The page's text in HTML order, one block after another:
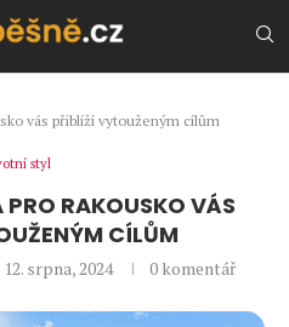
vás přiblíží vytouženým cílům
styl
RAKOUSKO VÁS
CÍLŮM
12. srpna, 2024 0 komentář